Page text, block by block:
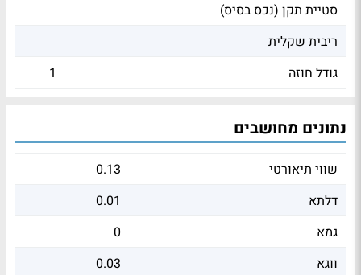
סטיית תקן (נכס בסיס)
ריבית שקלית
גודל חוזה
1
נתונים מחושבים
שווי תיאורטי
0.13
דלתא
0.01
גמא
0
ווגא
0.03